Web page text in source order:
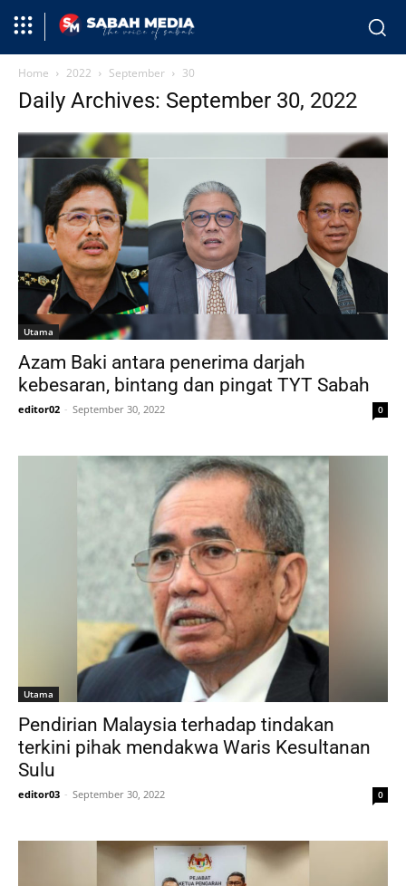
Home 2022 September 30
Daily Archives: September 30, 2022
Utama
Azam Baki antara penerima darjah
kebesaran, bintang dan pingat TYT Sabah
editor02 - September 30, 2022 0
Utama
Pendirian Malaysia terhadap tindakan
terkini pihak mendakwa Waris Kesultanan
Sulu
editor03 - September 30, 2022 0